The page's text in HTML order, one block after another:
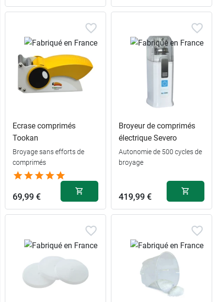
Ecrase comprimés
Tookan
Broyage sans efforts de
comprimés
69,99 €
Broyeur de comprimés
électrique Severo
Autonomie de 500 cycles de
broyage
419,99 €